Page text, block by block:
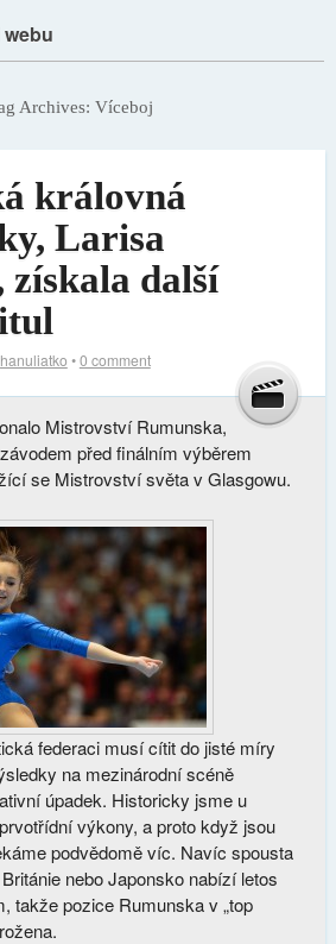
Archives: Víceboj
královná
Larisa
získala další
hanuliatko •0 comment
Mistrovství Rumunska,
před finálním výběrem
se Mistrovství světa v Glasgowu.
federaci musí cítit do jisté míry
na mezinárodní scéně
úpadek. Historicky jsme u
výkony, a proto když jsou
podvědomě víc. Navíc spousta
nebo Japonsko nabízí letos
takže pozice Rumunska v „top